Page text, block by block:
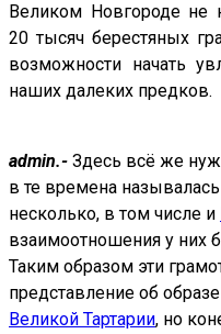
Великом Новгороде не
20 тысяч берестяных
возможности начать
наших далеких предков.
admin.- Здесь всё же
в те времена называлась
несколько, в том числе и
взаимоотношения у них
Таким образом эти
представление об
Великой Тартарии, но